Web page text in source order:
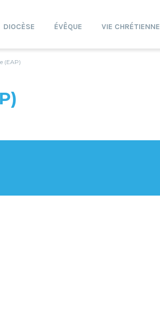
DIOCÈSE ÉVÊQUE VIE CHRÉTIENNE
(EAP)